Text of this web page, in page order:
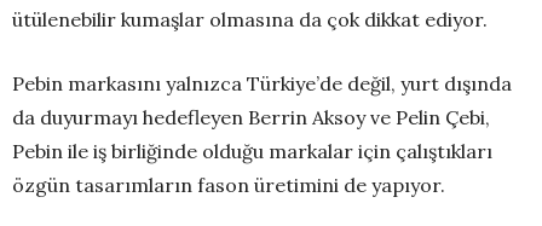
ütülenebilir kumaşlar olmasına da çok dikkat ediyor.
Pebin markasını yalnızca Türkiye’de değil, yurt dışında
da duyurmayı hedefleyen Berrin Aksoy ve Pelin Çebi,
Pebin ile iş birliğinde olduğu markalar için çalıştıkları
özgün tasarımların fason üretimini de yapıyor.